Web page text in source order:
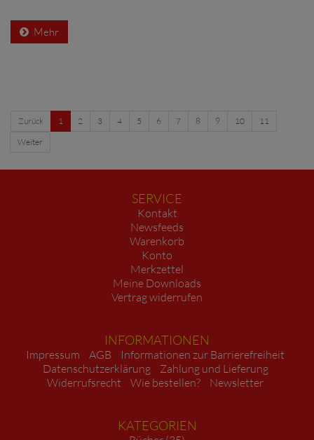
Mehr
Zurück 1 2 3 4 5 6 7 8 9 10
11
Weiter
SERVICE
Kontakt
Newsfeeds
Warenkorb
Konto
Merkzettel
Meine Downloads
Vertrag widerrufen
INFORMATIONEN
Impressum AGB
Informationen zur Barrierefreiheit
Datenschutzerklärung
Zahlung und Lieferung
Widerrufsrecht
Wie bestellen? Newsletter
KATEGORIEN